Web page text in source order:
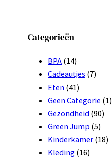
Categorieën
BPA (14)
Cadeautjes (7)
Eten (41)
Geen Categorie (1)
Gezondheid (90)
Green Jump (5)
Kinderkamer (18)
Kleding (16)